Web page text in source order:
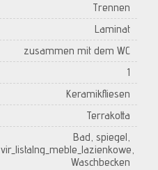
Trennen
Laminat
zusammen mit dem WC
1
Keramikfliesen
Terrakotta
Bad, spiegel,
vir_listalng_meble_lazienkowe,
Waschbecken